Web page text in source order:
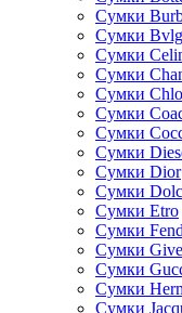
Сумки
Сумки
Сумки
Сумки
Сумки
Сумки
Сумки
Сумки
Сумки Dior
Сумки
Сумки Etro
Сумки
Сумки
Сумки
Сумки
Сумки